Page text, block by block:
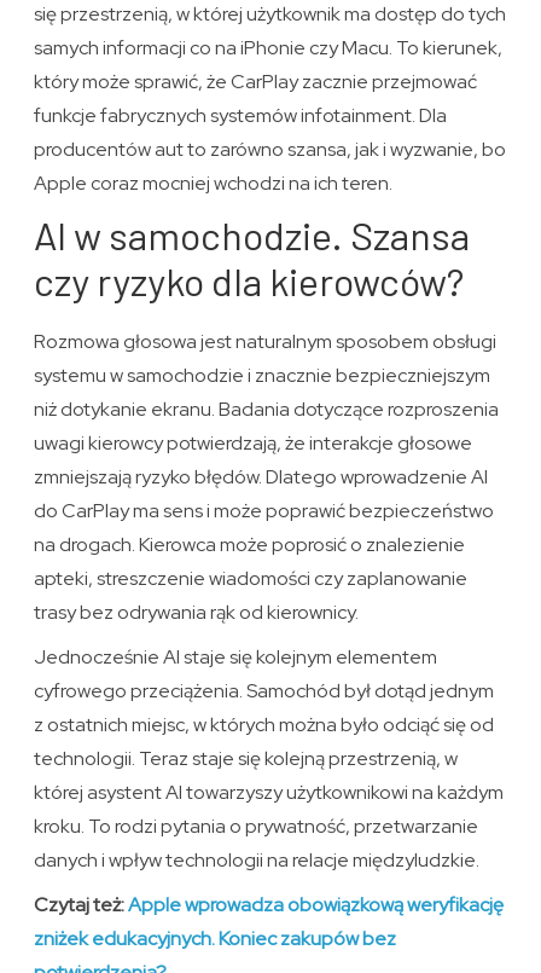
się przestrzenią, w której użytkownik ma dostęp do tych
samych informacji co na iPhonie czy Macu. To kierunek,
który może sprawić, że CarPlay zacznie przejmować
funkcje fabrycznych systemów infotainment. Dla
producentów aut to zarówno szansa, jak i wyzwanie, bo
Apple coraz mocniej wchodzi na ich teren.
AI w samochodzie. Szansa
czy ryzyko dla kierowców?
Rozmowa głosowa jest naturalnym sposobem obsługi
systemu w samochodzie i znacznie bezpieczniejszym
niż dotykanie ekranu. Badania dotyczące rozproszenia
uwagi kierowcy potwierdzają, że interakcje głosowe
zmniejszają ryzyko błędów. Dlatego wprowadzenie AI
do CarPlay ma sens i może poprawić bezpieczeństwo
na drogach. Kierowca może poprosić o znalezienie
apteki, streszczenie wiadomości czy zaplanowanie
trasy bez odrywania rąk od kierownicy.
Jednocześnie AI staje się kolejnym elementem
cyfrowego przeciążenia. Samochód był dotąd jednym
z ostatnich miejsc, w których można było odciąć się od
technologii. Teraz staje się kolejną przestrzenią, w
której asystent AI towarzyszy użytkownikowi na każdym
kroku. To rodzi pytania o prywatność, przetwarzanie
danych i wpływ technologii na relacje międzyludzkie.
Czytaj też:Apple wprowadza obowiązkową weryfikację
zniżek edukacyjnych. Koniec zakupów bez